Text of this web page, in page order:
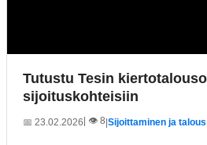
Tutustu Tesin
sijoituskohteisiin
📅 23.02.2026 | 👁️ 8|Sijoittaminen ja talous